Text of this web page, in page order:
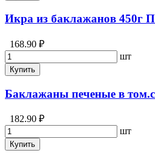
Икра из баклажанов 450г
168.90 ₽
шт
Купить
Баклажаны печеные в
182.90 ₽
шт
Купить